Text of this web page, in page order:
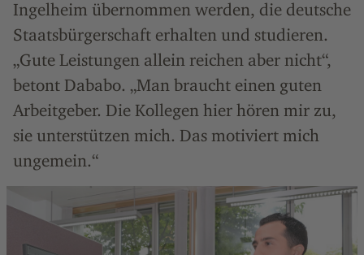
Ingelheim übernommen werden, die deutsche
Staatsbürgerschaft erhalten und studieren.
„Gute Leistungen allein reichen aber nicht“,
betont Dababo. „Man braucht einen guten
Arbeitgeber. Die Kollegen hier hören mir zu,
sie unterstützen mich. Das motiviert mich
ungemein.“